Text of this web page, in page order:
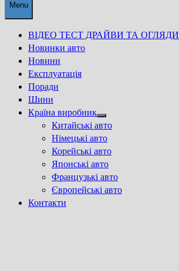
Menu
ВІДЕО ТЕСТ ДРАЙВИ ТА ОГЛЯДИ
Новинки авто
Новини
Експлуатація
Поради
Шини
Країна виробник
Show
sub
menu
Китайські авто
Німецькі авто
Корейські авто
Японські авто
Французькі авто
Європейські авто
Контакти